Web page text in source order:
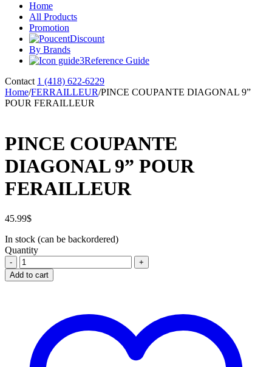
Home
All Products
Promotion
Discount
By Brands
Reference Guide
Contact 1 (418) 622-6229
Home/FERRAILLEUR/PINCE COUPANTE DIAGONAL 9”
POUR FERAILLEUR
PINCE COUPANTE
DIAGONAL 9” POUR
FERAILLEUR
45.99$
In stock (can be backordered)
Quantity
PINCE
COUPANTE
DIAGONAL
FERAILLEUR
quantity
Add to cart